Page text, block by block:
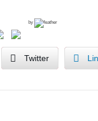
by
Twitter